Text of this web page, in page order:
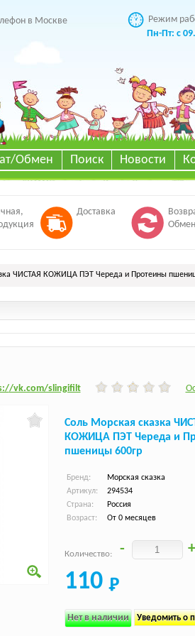
в Москве
Режим
Пн-Пт: с
Обмен Поиск Новости
Доставка
ЧИСТАЯ КОЖИЦА ПЭТ Череда и Протеины
/vk.com/slingifilt
Соль Морская сказка
КОЖИЦА ПЭТ Череда и
пшеницы 600гр
Бренд:
Морская сказка
Артикул:
294534
Страна:
Россия
Возраст:
От 0 месяцев
Количество: - +
110
Нет в наличии Уведомить о